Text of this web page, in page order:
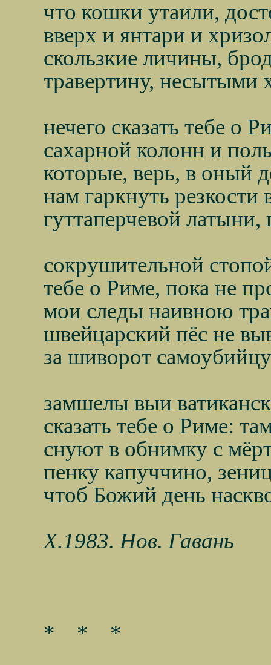
что кошки утаили,
вверх и янтари и
скользкие личины,
травертину,
нечего сказать тебе о
сахарной колонн и
которые, верь, в оный
нам гаркнуть резкости
гуттаперчевой
сокрушительной
тебе о Риме, пока не
мои следы наивною
швейцарский пёс не
за шиворот
замшелы выи
сказать тебе о Риме:
снуют в обнимку с
пенку капуччино,
чтоб Божий день
Х.1983. Нов. Гавань
* *
*